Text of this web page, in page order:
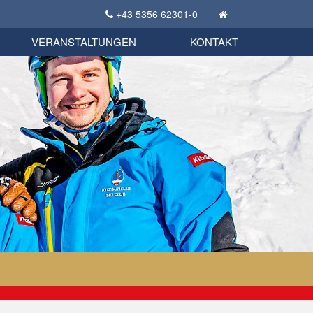
+43 5356 62301-0
KSC Sportgeschichte
Bekleidungsshop
VERANSTALTUNGEN KONTAKT